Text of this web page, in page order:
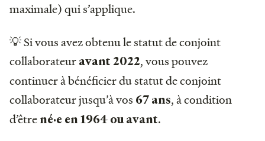
maximale) qui s’applique.
💡 Si vous avez obtenu le statut de conjoint
collaborateur avant 2022, vous pouvez
continuer à bénéficier du statut de conjoint
collaborateur jusqu’à vos 67 ans, à condition
d’être né·e en 1964 ou avant.